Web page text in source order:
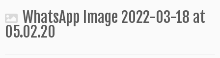
WhatsApp Image 2022-03-18 at
05.02.20